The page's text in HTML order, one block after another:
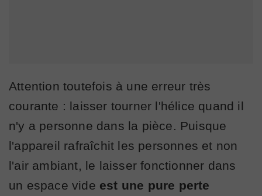
Attention toutefois à une erreur très
courante : laisser tourner l'hélice quand il
n'y a personne dans la pièce. Puisque
l'appareil rafraîchit les personnes et non
l'air ambiant, le laisser fonctionner dans
un espace vide est une pure perte